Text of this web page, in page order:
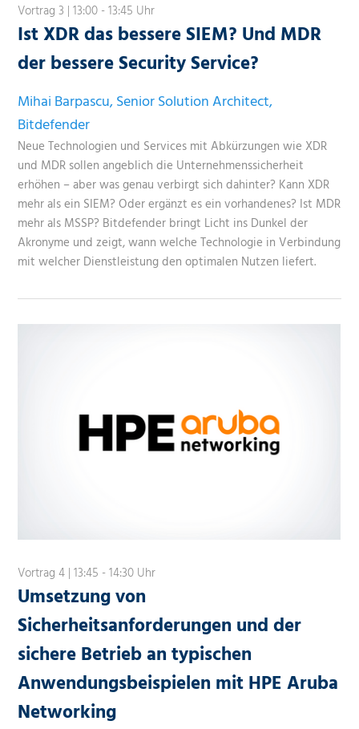
Vortrag 3 | 13:00 - 13:45 Uhr
Ist XDR das bessere SIEM? Und MDR
der bessere Security Service?
Mihai Barpascu, Senior Solution Architect,
Bitdefender
Neue Technologien und Services mit Abkürzungen wie XDR
und MDR sollen angeblich die Unternehmenssicherheit
erhöhen – aber was genau verbirgt sich dahinter? Kann XDR
mehr als ein SIEM? Oder ergänzt es ein vorhandenes? Ist MDR
mehr als MSSP? Bitdefender bringt Licht ins Dunkel der
Akronyme und zeigt, wann welche Technologie in Verbindung
mit welcher Dienstleistung den optimalen Nutzen liefert.
Vortrag 4 | 13:45 - 14:30 Uhr
Umsetzung von
Sicherheitsanforderungen und der
sichere Betrieb an typischen
Anwendungsbeispielen mit HPE Aruba
Networking